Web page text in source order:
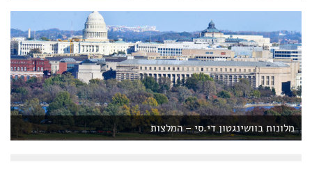
מלונות בוושינגטון די.סי – המלצות